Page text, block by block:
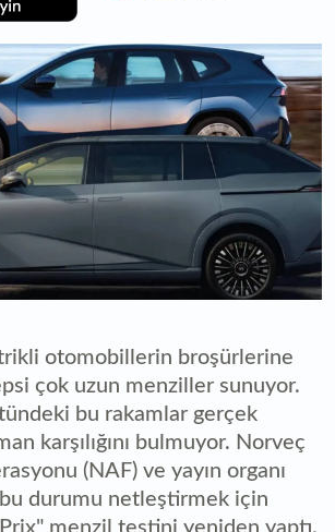
otomobillerin broşürlerine
çok uzun menziller sunuyor.
bu rakamlar gerçek
karşılığını bulmuyor. Norveç
(NAF) ve yayın organı
durumu netleştirmek için
menzil testini yeniden yaptı.